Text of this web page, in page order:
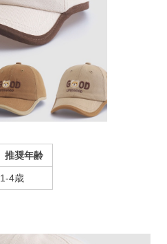
推奨年齢
1-4歳